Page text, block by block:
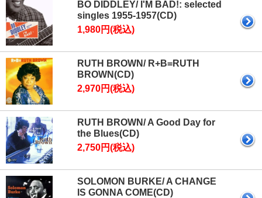
BO DIDDLEY/ I'M BAD!: selected
singles 1955-1957(CD)
1,980円(税込)
RUTH BROWN/ R+B=RUTH
BROWN(CD)
2,970円(税込)
RUTH BROWN/ A Good Day for
the Blues(CD)
2,750円(税込)
SOLOMON BURKE/ A CHANGE
IS GONNA COME(CD)